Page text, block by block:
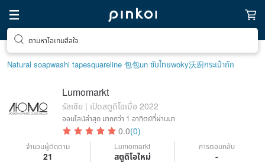
ตามหาไอเทมฮีลใจ
Natural soapwashi tapesquareline 包包un ซับไทยwoky沃廚กระเป๋าถัก
Lumomarkt
รัสเซีย | เปิดสตูดิโอเมื่อ 2022
ออนไลน์ล่าสุด มากกว่า 1 อาทิตย์ที่ผ่านมา
0.0(0)
จำนวนผู้ติดตาม
21
Lumomarkt
สตูดิโอใหม่
การตอบกลับ
-